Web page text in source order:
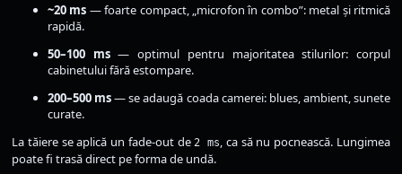
~20 ms — foarte compact, „microfon în combo”: metal și ritmică
rapidă.
50–100 ms— optimul pentru majoritatea stilurilor: corpul
cabinetului fără estompare.
200–500 ms— se adaugă coada camerei: blues, ambient, sunete
curate.
La tăiere se aplică un fade-out de2 ms, ca să nu pocnească. Lungimea
poate fi trasă direct pe forma de undă.